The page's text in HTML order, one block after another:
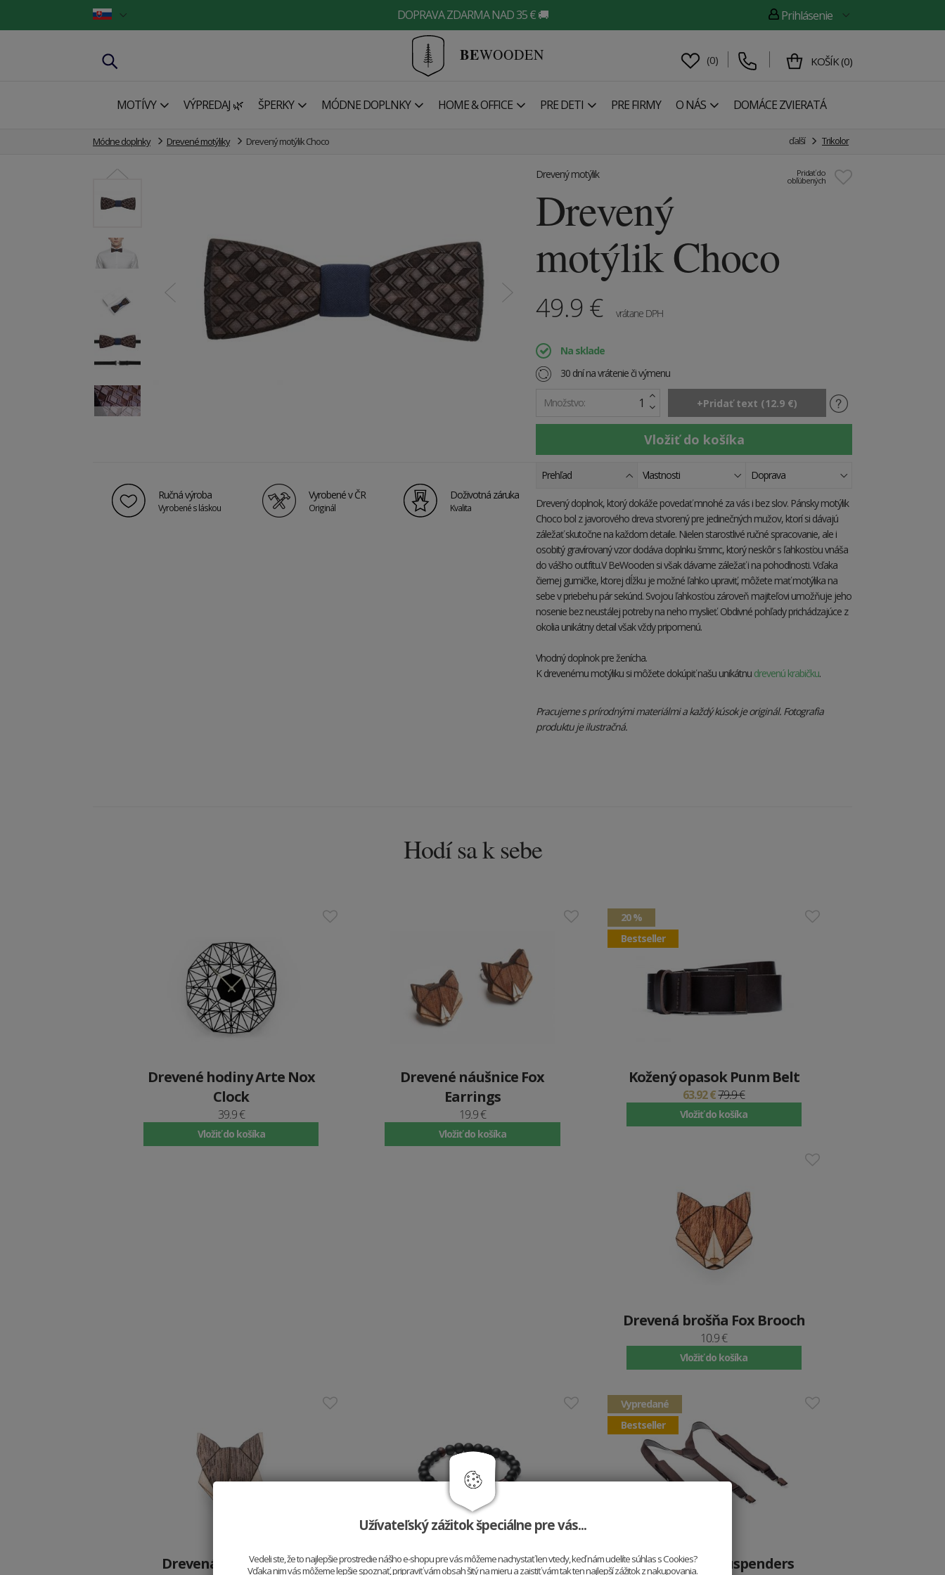
DOPRAVA ZDARMA NAD 35 € 🚚 Prihlásenie
BEWOODEN (0) KOŠÍK (0)
MOTÍVY VÝPREDAJ 🌿 ŠPERKY MÓDNE DOPLNKY HOME & OFFICE PRE DETI PRE FIRMY O NÁS DOMÁCE ZVIERATÁ
Módne doplnky Drevené motýliky Drevený motýlik Choco ďalší Trikolor
Pridať do
obľúbených
Drevený motýlik
Drevený
motýlik Choco
49.9 € vrátane DPH
Na sklade
30 dní na vrátenie či výmenu
Množstvo:
Ručná výroba
Vyrobené s láskou
Vyrobené v ČR
Originál
Doživotná záruka
Kvalita
Prehľad Vlastnosti Doprava
Drevený doplnok, ktorý dokáže povedať mnohé za vás i bez slov. Pánsky motýlik
Choco bol z javorového dreva stvorený pre jedinečných mužov, ktorí si dávajú
záležať skutočne na každom detaile. Nielen starostlivé ručné spracovanie, ale i
osobitý gravírovaný vzor dodáva doplnku šmrnc, ktorý neskôr s ľahkosťou vnáša
do vášho outfitu.V BeWooden si však dávame záležať i na pohodlnosti. Vďaka
čiernej gumičke, ktorej dĺžku je možné ľahko upraviť, môžete mať motýlika na
sebe v priebehu pár sekúnd. Svojou ľahkosťou zároveň majiteľovi umožňuje jeho
nosenie bez neustálej potreby na neho myslieť. Obdivné pohľady prichádzajúce z
okolia unikátny detail však vždy pripomenú.
Vhodný doplnok pre ženícha.
K drevenému motýliku si môžete dokúpiť našu unikátnu drevenú krabičku.
Pracujeme s prírodnými materiálmi a každý kúsok je originál. Fotografia
produktu je ilustračná.
Hodí sa k sebe
Drevené hodiny Arte Nox
Clock
39.9 €
Vložiť do košíka
Drevené náušnice Fox
Earrings
19.9 €
Vložiť do košíka
20 %
Bestseller
Kožený opasok Punm Belt
63.92 €79.9 €
Vložiť do košíka
Drevená brošňa Fox Brooch
10.9 €
Vložiť do košíka
Drevená brošňa Wolf
Korálkový náramok Nox
Vypredané
Bestseller
Traky Punm Suspenders
Užívateľský zážitok špeciálne pre vás...
Vedeli ste, že to najlepšie prostredie nášho e-shopu pre vás môžeme nachystať len vtedy, keď nám udelíte súhlas s Cookies?
Vďaka nim vás môžeme lepšie spoznať, pripraviť vám obsah šitý na mieru a zaistiť vám tak ten najlepší zážitok z nakupovania.